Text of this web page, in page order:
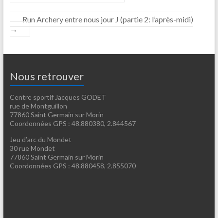
Run Archery entre nous jour J (partie 2: l’après-midi)
→
Nous retrouver
Centre sportif Jacques GODET
rue de Montguillon
77860 Saint Germain sur Morin
Coordonnées GPS : 48.880380, 2.844567
Jeu d’arc du Mondet
30 rue Mondet
77860 Saint Germain sur Morin
Coordonnées GPS : 48.880458, 2.855070